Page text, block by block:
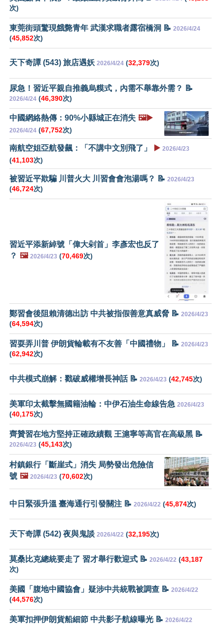
次)
東莞街頭驚現餓斃青年 武漢求職者露宿橋洞 📝 2026/4/24
(45,852次)
天下奇譚 (543) 旅店遇妖 2026/4/24 (32,379次)
尿急！習近平親自推義烏糢式，內需不舉靠外需？ 📝
2026/4/24 (46,390次)
中國網絡熱傳：90%小縣城正在消失 🖼️▶️
2026/4/24 (67,752次)
南航空姐亞航發飆：「不講中文別飛了」 ▶️ 2026/4/23
(41,103次)
被習近平欺騙 川普火大 川習會會泡湯嗎？ 📝 2026/4/23
(46,724次)
習近平添新綽號「偉大剁首」李彥宏也反了
？ 🖼️ 2026/4/23 (70,469次)
鄭習會後阻賴清德出訪 中共被指假善意真威脅 📝 2026/4/23
(64,594次)
習耍弄川普 伊朗貨輪載有不友善「中國禮物」 📝 2026/4/23
(62,942次)
中共模式崩解：戳破威權增長神話 📝 2026/4/23 (42,745次)
美軍印太截擊無國籍油輪：中伊石油生命線告急 2026/4/23
(40,175次)
齊贊習在地方堅持正確政績觀 王滬寧等高官在高級黑 📝
2026/4/23 (45,143次)
村鎮銀行「斷崖式」消失 局勢發出危險信
號 🖼️ 2026/4/23 (70,602次)
中日緊張升溫 臺海通行引發關注 📝 2026/4/22 (45,874次)
天下奇譚 (542) 夜與鬼談 2026/4/22 (32,195次)
莫桑比克總統要走了 習才舉行歡迎式 📝 2026/4/22 (43,187
次)
美國「腹地中國協會」疑涉中共統戰被調查 📝 2026/4/22
(44,576次)
美軍扣押伊朗貨船細節 中共影子航線曝光 📝 2026/4/22